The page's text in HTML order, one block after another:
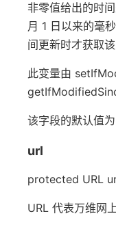
非零值给出的时
月 1 日以来的毫
间更新时才获取该
此变量由
该字段的默认值
url
protected URL
URL 代表万维网